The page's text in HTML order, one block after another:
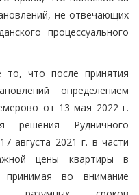
не отвечающих
процессуального
то, что после принятия
определением
от 13 мая 2022 г.
решения Рудничного
августа 2021 г. в части
цены квартиры в
во внимание